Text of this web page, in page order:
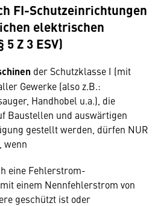
FI-Schutzeinrichtungen
elektrischen
Z 3 ESV)
der Schutzklasse I (mit
Gewerke (also z.B.:
Handhobel u.a.), die
Baustellen und auswärtigen
gestellt werden, dürfen NUR
wenn
eine Fehlerstrom-
einem Nennfehlerstrom von
geschützt ist oder